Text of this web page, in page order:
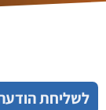
לשליחת